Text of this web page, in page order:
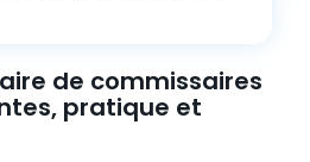
de commissaires
pratique et